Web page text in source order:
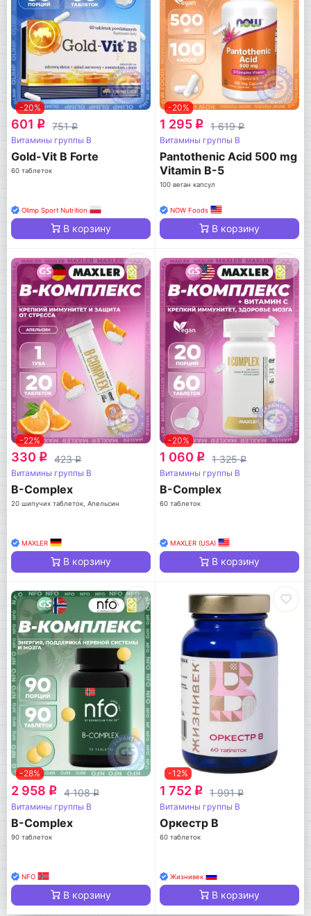
-20%
601 q 751q
Витамины группы B
Gold-Vit B Forte
60 таблеток
Olimp Sport Nutrition
В корзину
-20%
1 295 q 1 619q
Витамины группы B
Pantothenic Acid 500 mg
Vitamin B-5
100 веган капсул
NOW Foods
В корзину
-22%
330 q 423q
Витамины группы B
B-Complex
20 шипучих таблеток, Апельсин
MAXLER
В корзину
-20%
1 060 q 1 325q
Витамины группы B
B-Complex
60 таблеток
MAXLER (USA)
В корзину
-28%
2 958 q 4 108q
Витамины группы B
B-Complex
90 таблеток
NFO
В корзину
-12%
1 752 q 1 991q
Витамины группы B
Оркестр B
60 таблеток
Жизнивек
В корзину